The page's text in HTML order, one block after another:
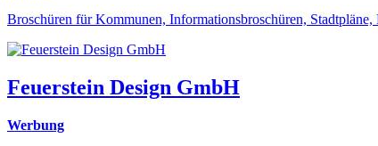
Broschüren für Kommunen, Informationsbroschüren,
Feuerstein Design GmbH
Werbung